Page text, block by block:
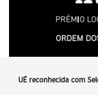
UÉ reconhecida com